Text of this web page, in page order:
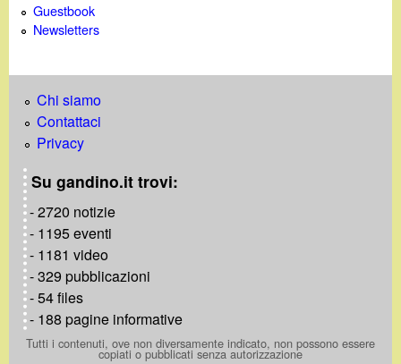
Guestbook
Newsletters
Chi siamo
Contattaci
Privacy
Su gandino.it trovi:
- 2720 notizie
- 1195 eventi
- 1181 video
- 329 pubblicazioni
- 54 files
- 188 pagine informative
Tutti i contenuti, ove non diversamente indicato, non possono essere
copiati o pubblicati senza autorizzazione